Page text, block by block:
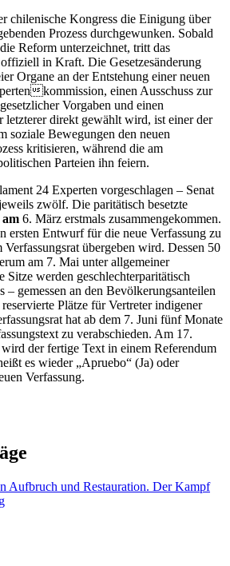
chilenische Kongress die Einigung über
Prozess durchgewunken. Sobald
Reform unterzeichnet, tritt das
in Kraft. Die Gesetzesänderung
Organe an der Entstehung einer neuen
kommission, einen Ausschuss zur
Vorgaben und einen
letzterer direkt gewählt wird, ist einer der
soziale Bewegungen den neuen
kritisieren, während die am
Parteien ihn feiern.
24 Experten vorgeschlagen – Senat
zwölf. Die paritätisch besetzte
am 6. März erstmals zusammengekommen.
ersten Entwurf für die neue Verfassung zu
Verfassungsrat übergeben wird. Dessen 50
am 7. Mai unter allgemeiner
werden geschlechterparitätisch
– gemessen an den Bevölkerungsanteilen
Plätze für Vertreter indigener
hat ab dem 7. Juni fünf Monate
zu verabschieden. Am 17.
wird der fertige Text in einem Referendum
es wieder „Apruebo“ (Ja) oder
Verfassung.
Aufbruch und Restauration. Der Kampf